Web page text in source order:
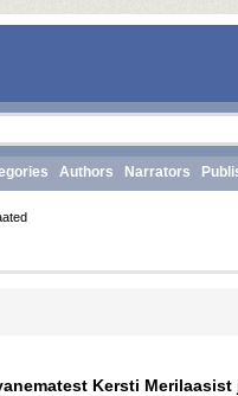
Authors Narrators
Kersti